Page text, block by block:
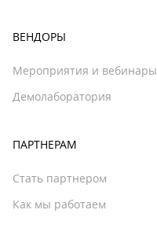
ВЕНДОРЫ
Мероприятия и вебинары
Демолаборатория
ПАРТНЕРАМ
Стать партнером
Как мы работаем